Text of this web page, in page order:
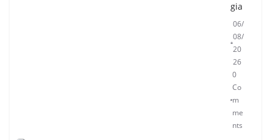
gia
06/
08/
20
26
0
Co
m
me
nts